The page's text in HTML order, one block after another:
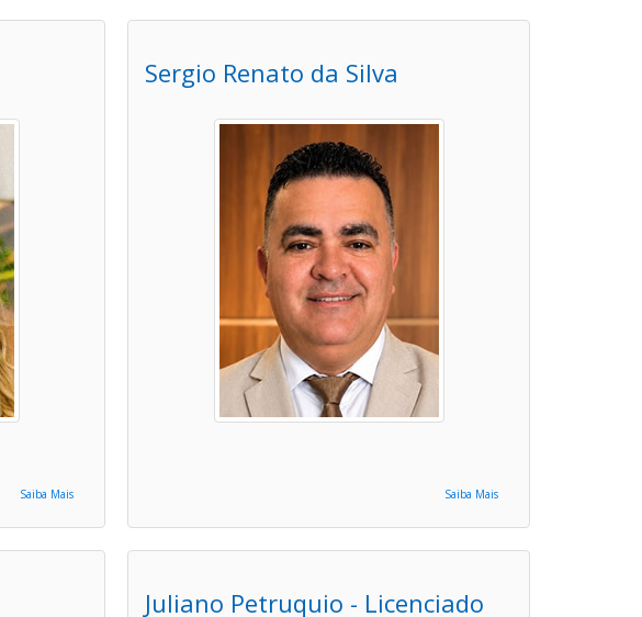
Saiba Mais
Sergio Renato da Silva
Saiba Mais
Juliano Petruquio - Licenciado